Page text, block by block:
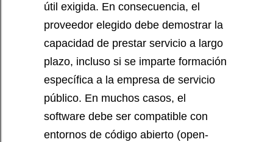
útil exigida. En consecuencia, el
proveedor elegido debe demostrar la
capacidad de prestar servicio a largo
plazo, incluso si se imparte formación
específica a la empresa de servicio
público. En muchos casos, el
software debe ser compatible con
entornos de código abierto (open-